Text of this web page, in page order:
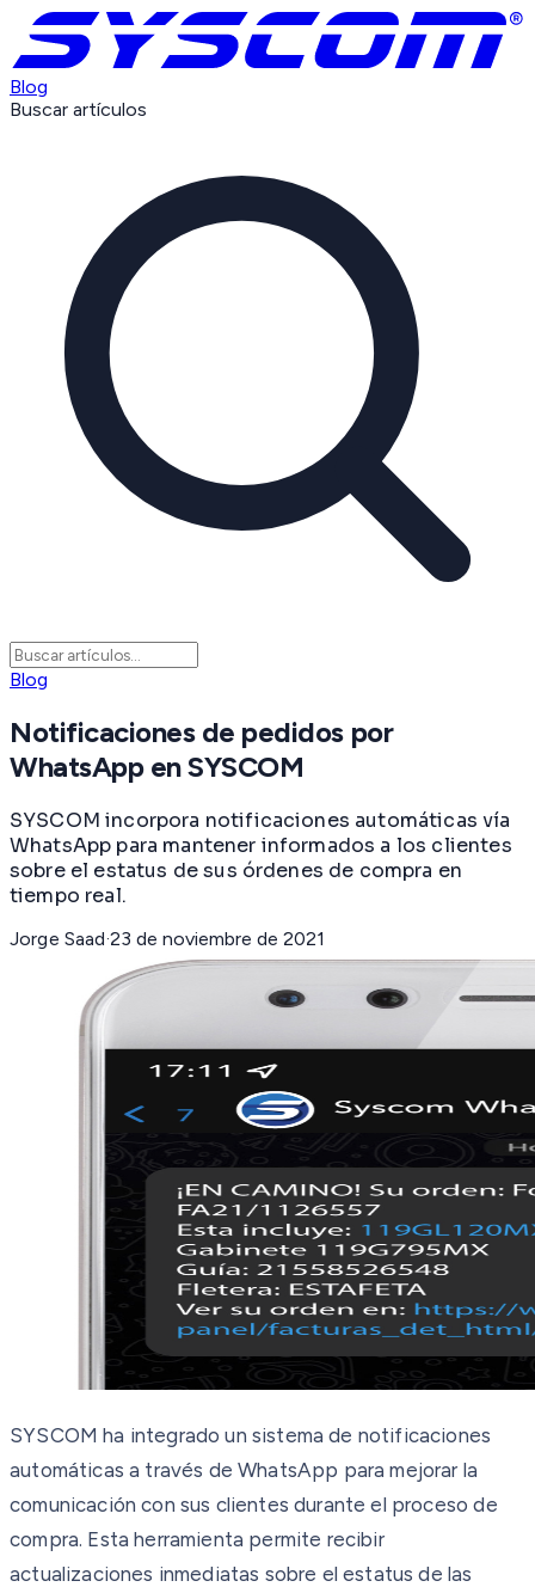
Blog
Buscar artículos
Blog
Notificaciones de pedidos por
WhatsApp en SYSCOM
SYSCOM incorpora notificaciones automáticas vía
WhatsApp para mantener informados a los clientes
sobre el estatus de sus órdenes de compra en
tiempo real.
Jorge Saad·23 de noviembre de 2021
SYSCOM ha integrado un sistema de notificaciones
automáticas a través de WhatsApp para mejorar la
comunicación con sus clientes durante el proceso de
compra. Esta herramienta permite recibir
actualizaciones inmediatas sobre el estatus de las